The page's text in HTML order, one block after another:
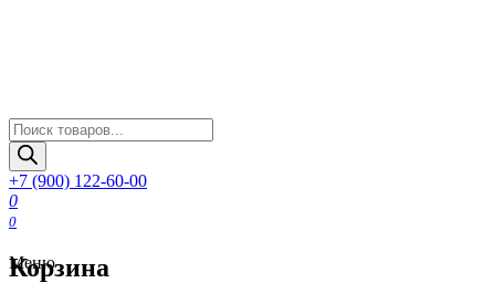
Поиск
товаров
+7 (900) 122-60-00
0
0
Корзина
Меню